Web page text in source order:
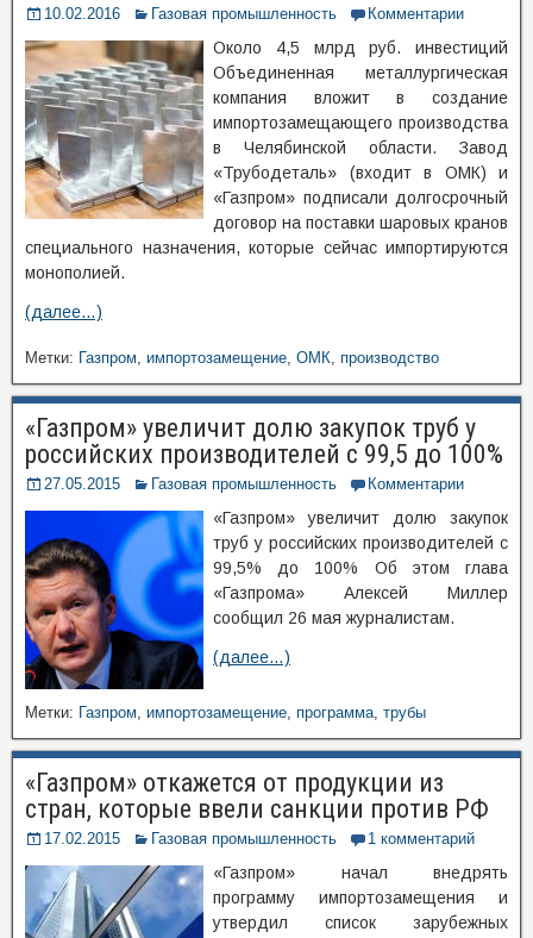
10.02.2016 Газовая промышленность Комментарии
Около 4,5 млрд руб. инвестиций
Объединенная металлургическая
компания вложит в создание
импортозамещающего производства
в Челябинской области. Завод
«Трубодеталь» (входит в ОМК) и
«Газпром» подписали долгосрочный
договор на поставки шаровых кранов
специального назначения, которые сейчас импортируются
монополией.
(далее…)
Метки: Газпром, импортозамещение, ОМК, производство
«Газпром» увеличит долю закупок труб у
российских производителей с 99,5 до 100%
27.05.2015 Газовая промышленность Комментарии
«Газпром» увеличит долю закупок
труб у российских производителей с
99,5% до 100% Об этом глава
«Газпрома» Алексей Миллер
сообщил 26 мая журналистам.
(далее…)
Метки: Газпром, импортозамещение, программа, трубы
«Газпром» откажется от продукции из
стран, которые ввели санкции против РФ
17.02.2015 Газовая промышленность 1 комментарий
«Газпром» начал внедрять
программу импортозамещения и
утвердил список зарубежных